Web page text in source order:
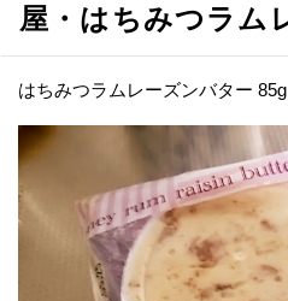
屋・はちみつラム
はちみつラムレーズンバター